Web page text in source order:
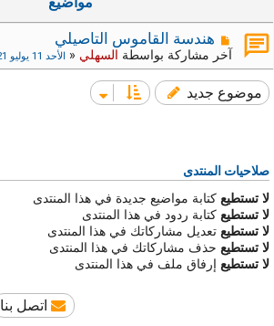
هندسة القاموس التاصيلي
آخر مشاركة بواسطة السهلي « الأحد 11 يوليو 2021, الساعة 11:23
موضوع جديد
صلاحيات المنتدى
لا تستطيع كتابة مواضيع جديدة في هذا المنتدى
لا تستطيع كتابة ردود في هذا المنتدى
لا تستطيع تعديل مشاركاتك في هذا المنتدى
لا تستطيع حذف مشاركاتك في هذا المنتدى
لا تستطيع إرفاق ملف في هذا المنتدى
اتصل بنا